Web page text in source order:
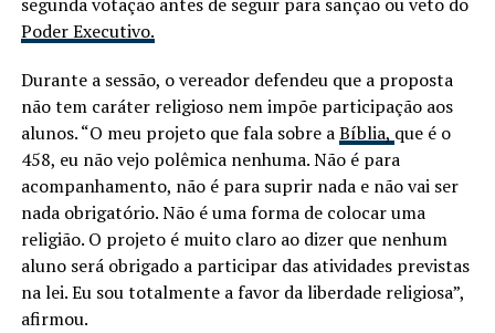
Poder Executivo.
Durante a sessão, o vereador defendeu que a proposta
não tem caráter religioso nem impõe participação aos
alunos. “O meu projeto que fala sobre aBíblia, que é o
458, eu não vejo polêmica nenhuma. Não é para
acompanhamento, não é para suprir nada e não vai ser
nada obrigatório. Não é uma forma de colocar uma
religião. O projeto é muito claro ao dizer que nenhum
aluno será obrigado a participar das atividades previstas
na lei. Eu sou totalmente a favor da liberdade religiosa”,
afirmou.